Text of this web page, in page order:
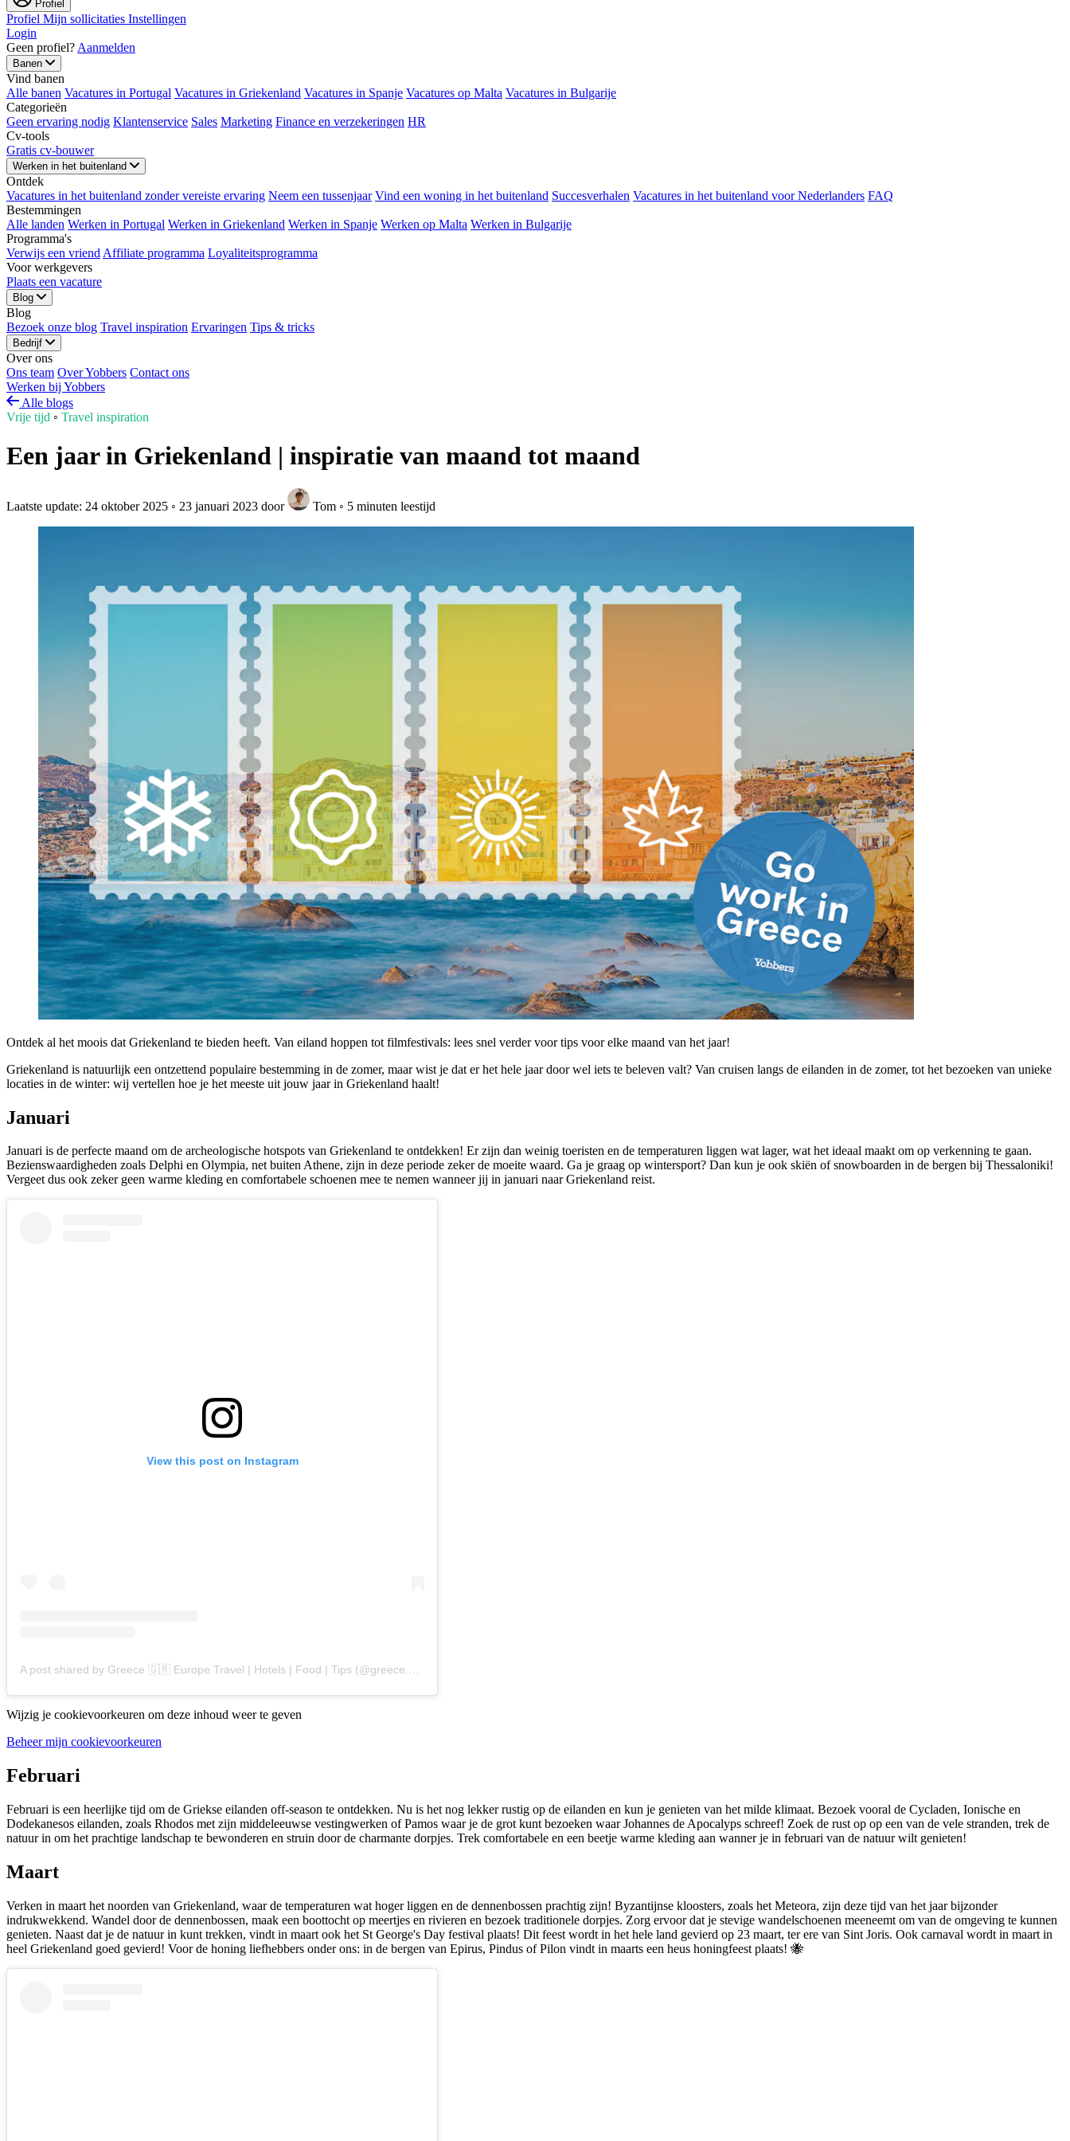
Profiel
Profiel Mijn sollicitaties Instellingen
Login
Geen profiel? Aanmelden
Banen
Vind banen
Alle banen Vacatures in Portugal Vacatures in Griekenland Vacatures in Spanje Vacatures op Malta Vacatures in Bulgarije
Categorieën
Geen ervaring nodig Klantenservice Sales Marketing Finance en verzekeringen HR
Cv-tools
Gratis cv-bouwer
Werken in het buitenland
Ontdek
Vacatures in het buitenland zonder vereiste ervaring Neem een ​​tussenjaar Vind een woning in het buitenland Succesverhalen Vacatures in het buitenland voor Nederlanders FAQ
Bestemmingen
Alle landen Werken in Portugal Werken in Griekenland Werken in Spanje Werken op Malta Werken in Bulgarije
Programma's
Verwijs een vriend Affiliate programma Loyaliteitsprogramma
Voor werkgevers
Plaats een vacature
Blog
Blog
Bezoek onze blog Travel inspiration Ervaringen Tips & tricks
Bedrijf
Over ons
Ons team Over Yobbers Contact ons
Werken bij Yobbers
Alle blogs
Vrije tijd ◦ Travel inspiration
Een jaar in Griekenland | inspiratie van maand tot maand
Laatste update: 24 oktober 2025 ◦ 23 januari 2023 door Tom ◦ 5 minuten leestijd
Ontdek al het moois dat Griekenland te bieden heeft. Van eiland hoppen tot filmfestivals: lees snel verder voor tips voor elke maand van het jaar!
Griekenland is natuurlijk een ontzettend populaire bestemming in de zomer, maar wist je dat er het hele jaar door wel iets te beleven valt? Van cruisen langs de eilanden in de zomer, tot het bezoeken van unieke
locaties in de winter: wij vertellen hoe je het meeste uit jouw jaar in Griekenland haalt!
Januari
Januari is de perfecte maand om de archeologische hotspots van Griekenland te ontdekken! Er zijn dan weinig toeristen en de temperaturen liggen wat lager, wat het ideaal maakt om op verkenning te gaan.
Bezienswaardigheden zoals Delphi en Olympia, net buiten Athene, zijn in deze periode zeker de moeite waard. Ga je graag op wintersport? Dan kun je ook skiën of snowboarden in de bergen bij Thessaloniki!
Vergeet dus ook zeker geen warme kleding en comfortabele schoenen mee te nemen wanneer jij in januari naar Griekenland reist.
View this post on Instagram
Wijzig je cookievoorkeuren om deze inhoud weer te geven
Beheer mijn cookievoorkeuren
Februari
Februari is een heerlijke tijd om de Griekse eilanden off-season te ontdekken. Nu is het nog lekker rustig op de eilanden en kun je genieten van het milde klimaat. Bezoek vooral de Cycladen, Ionische en
Dodekanesos eilanden, zoals Rhodos met zijn middeleeuwse vestingwerken of Pamos waar je de grot kunt bezoeken waar Johannes de Apocalyps schreef! Zoek de rust op op een van de vele stranden, trek de
natuur in om het prachtige landschap te bewonderen en struin door de charmante dorpjes. Trek comfortabele en een beetje warme kleding aan wanner je in februari van de natuur wilt genieten!
Maart
Verken in maart het noorden van Griekenland, waar de temperaturen wat hoger liggen en de dennenbossen prachtig zijn! Byzantijnse kloosters, zoals het Meteora, zijn deze tijd van het jaar bijzonder
indrukwekkend. Wandel door de dennenbossen, maak een boottocht op meertjes en rivieren en bezoek traditionele dorpjes. Zorg ervoor dat je stevige wandelschoenen meeneemt om van de omgeving te kunnen
genieten. Naast dat je de natuur in kunt trekken, vindt in maart ook het St George's Day festival plaats! Dit feest wordt in het hele land gevierd op 23 maart, ter ere van Sint Joris. Ook carnaval wordt in maart in
heel Griekenland goed gevierd! Voor de honing liefhebbers onder ons: in de bergen van Epirus, Pindus of Pilon vindt in maarts een heus honingfeest plaats! 🐝